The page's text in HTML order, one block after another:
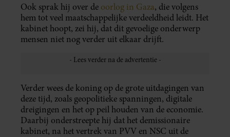
Ook sprak hij over de oorlog in Gaza, die volgens
hem tot veel maatschappelijke verdeeldheid leidt. Het
kabinet hoopt, zei hij, dat dit gevoelige onderwerp
mensen niet nog verder uit elkaar drijft.
Verder wees de koning op de grote uitdagingen van
deze tijd, zoals geopolitieke spanningen, digitale
dreigingen en het op peil houden van de economie.
Daarbij onderstreepte hij dat het demissionaire
kabinet, na het vertrek van PVV en NSC uit de